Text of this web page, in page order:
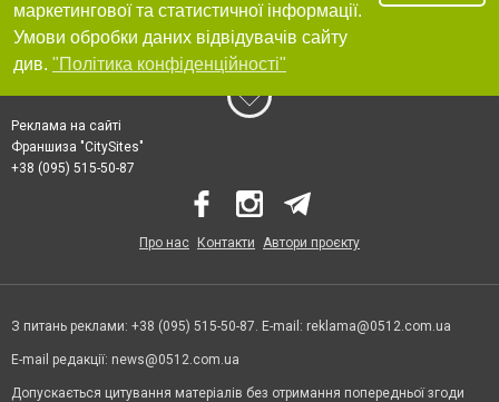
маркетингової та статистичної інформації.
Умови обробки даних відвідувачів сайту
див. "Політика конфіденційності"
Реклама на сайті
Франшиза "CitySites"
+38 (095) 515-50-87
Про нас Контакти Автори проєкту
З питань реклами: +38 (095) 515-50-87. E-mail: reklama@0512.com.ua
E-mail редакції: news@0512.com.ua
Допускається цитування матеріалів без отримання попередньої згоди